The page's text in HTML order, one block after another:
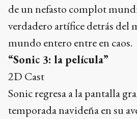
de un nefasto complot
verdadero artífice detrás del
mundo entero entre en caos.
“Sonic 3: la película”
2D Cast
Sonic regresa a la pantalla
temporada navideña en su